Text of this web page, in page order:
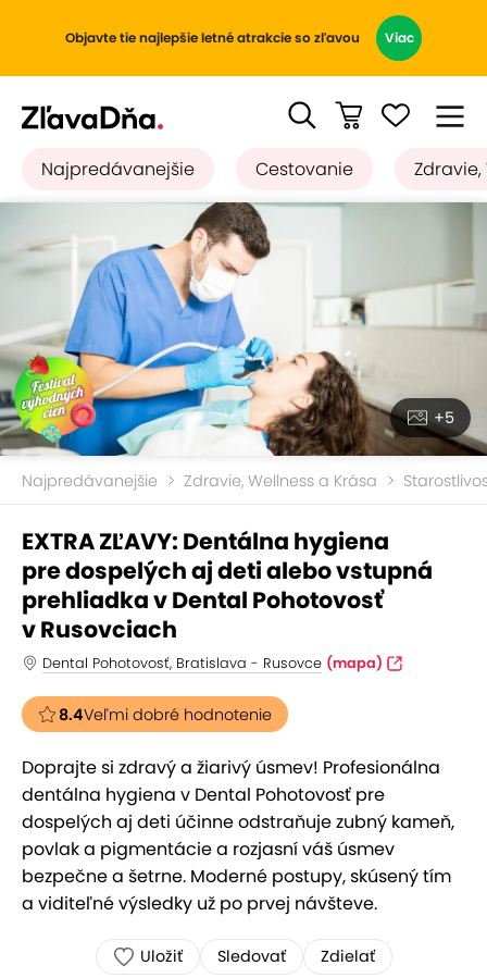
Objavte tie najlepšie letné atrakcie so zľavou Viac
Najpredávanejšie Cestovanie Zdravie,
+5
Najpredávanejšie Zdravie, Wellness a Krása
EXTRA ZĽAVY: Dentálna hygiena
pre dospelých aj deti alebo vstupná
prehliadka v Dental Pohotovosť
v Rusovciach
Dental Pohotovosť, Bratislava - Rusovce (mapa)
8.4Veľmi dobré hodnotenie
Doprajte si zdravý a žiarivý úsmev! Profesionálna
dentálna hygiena v Dental Pohotovosť pre
dospelých aj deti účinne odstraňuje zubný kameň,
povlak a pigmentácie a rozjasní váš úsmev
bezpečne a šetrne. Moderné postupy, skúsený tím
a viditeľné výsledky už po prvej návšteve.
Uložiť Sledovať Zdielať